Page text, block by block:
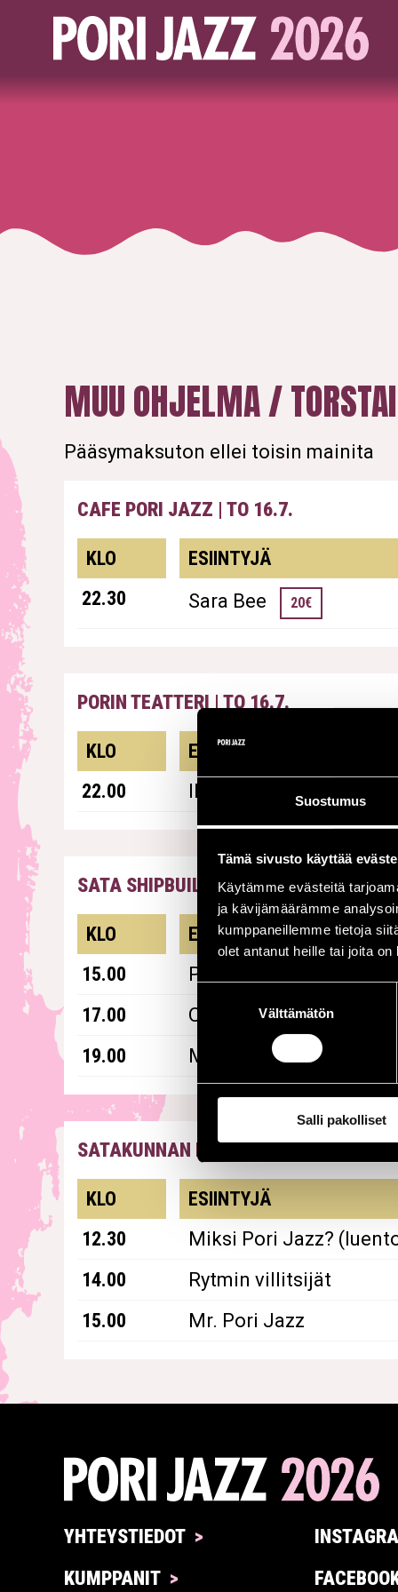
Suostumus
Tämä sivusto käyttää
Käytämme evästeitä
ja kävijämäärämme
kumppaneillemme tietoja
olet antanut heille tai joita
valinta
Välttämätön
Salli pakolliset
MUU OHJELMA /
Pääsymaksuton ellei toisin mainita
CAFE PORI JAZZ | TO 16.7.
KLO
ESIINTYJÄ
22.30
Sara Bee 20€
PORIN TEATTERI|TO 16.7.
KLO
ESIINTYJÄ
22.00
IltaJamit
SATA SHIPBUILDING -LAVA|TO 16.7.
KLO
ESIINTYJÄ
15.00
Piip
17.00
Olli Ahvenlahti New
19.00
Mikko Pettinen Why Not
SATAKUNNAN MUSEO|TO 16.7.
KLO
ESIINTYJÄ
12.30
Miksi Pori Jazz?
14.00
Rytmin villitsijät
15.00
Mr. Pori Jazz
YHTEYSTIEDOT
KUMPPANIT